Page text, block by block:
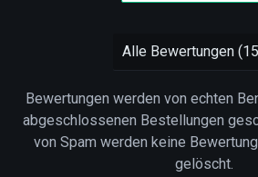
Bewertungen werden von echten
abgeschlossenen Bestellungen
von Spam werden keine
gelöscht.